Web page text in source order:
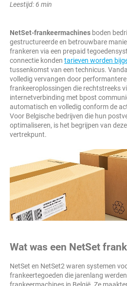
Leestijd: 6 min
NetSet-frankeermachines boden
gestructureerde en betrouwbare
frankeren via een prepaid
connectie konden tarieven worden
tussenkomst van een technicus.
volledig vervangen door
frankeeroplossingen die rechtstreeks
internetverbinding met bpost
automatisch en volledig conform de
Voor Belgische bedrijven die hun
optimaliseren, is het begrijpen van
vertrekpunt.
Wat was een NetSet
NetSet en NetSet2 waren systemen
frankeertegoeden die jarenlang